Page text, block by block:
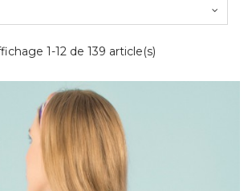
1-12 de 139 article(s)